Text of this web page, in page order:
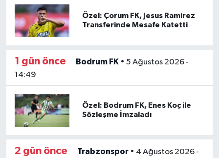
Özel: Çorum FK, Jesus Ramirez
Transferinde Mesafe Katetti
1 gün önce Bodrum FK• 5 Ağustos 2026 -
14:49
Özel: Bodrum FK, Enes Koç ile
Sözleşme İmzaladı
2 gün önce Trabzonspor• 4 Ağustos 2026 -
İngiltere Premier Lig
La Liga
İngiltere Premier Lig
Almanya Bundesliga
Fransa Ligue 1